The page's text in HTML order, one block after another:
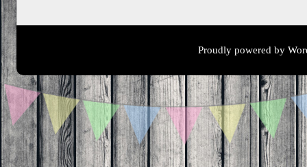
Proudly powered by